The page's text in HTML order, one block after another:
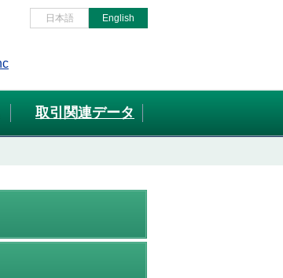
日本語 English
取引関連データ